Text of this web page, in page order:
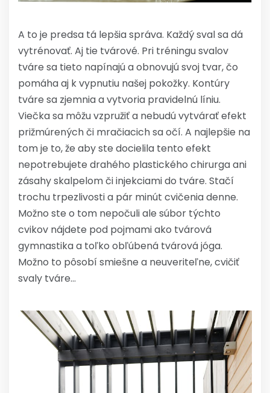
A to je predsa tá lepšia správa. Každý sval sa dá
vytrénovať. Aj tie tvárové. Pri tréningu svalov
tváre sa tieto napínajú a obnovujú svoj tvar, čo
pomáha aj k vypnutiu našej pokožky. Kontúry
tváre sa zjemnia a vytvoria pravidelnú líniu.
Viečka sa môžu vzpružiť a nebudú vytvárať efekt
prižmúrených či mračiacich sa očí. A najlepšie na
tom je to, že aby ste docielila tento efekt
nepotrebujete drahého plastického chirurga ani
zásahy skalpelom či injekciami do tváre. Stačí
trochu trpezlivosti a pár minút cvičenia denne.
Možno ste o tom nepočuli ale súbor týchto
cvikov nájdete pod pojmami ako tvárová
gymnastika a toľko obľúbená tvárová jóga.
Možno to pôsobí smiešne a neuveriteľne, cvičiť
svaly tváre…